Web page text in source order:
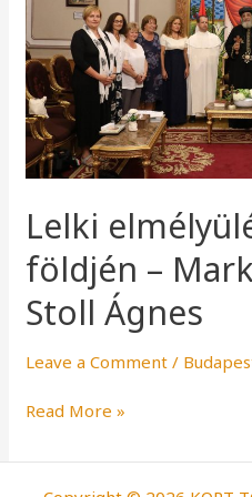
Lelki
földjén –
Stoll Ágnes
Leave a Comment /
Markó
Michael
és
Stoll
Ágnes
Read More »